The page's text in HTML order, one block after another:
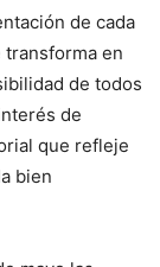
de cada
transforma en
de todos
de
que refleje
bien